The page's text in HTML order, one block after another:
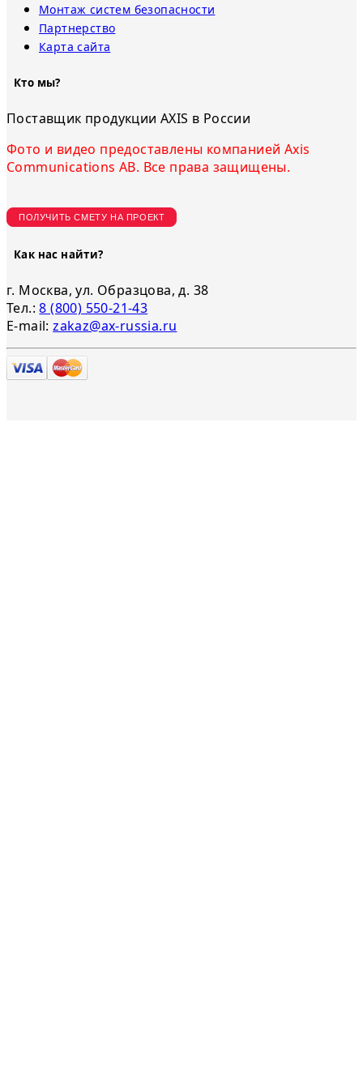
Монтаж систем безопасности
Партнерство
Карта сайта
Кто мы?
Поставщик продукции AXIS в России
Фото и видео предоставлены компанией Axis
Communications AB. Все права защищены.
ПОЛУЧИТЬ СМЕТУ НА ПРОЕКТ
Как нас найти?
г. Москва, ул. Образцова, д. 38
Тел.:8 (800) 550-21-43
E-mail:zakaz@ax-russia.ru